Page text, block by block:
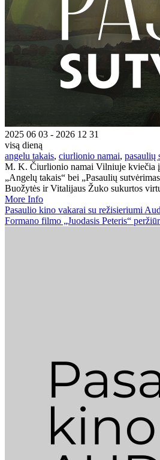
2025 06 03 - 2026 12 31
visą dieną
angelu takais, ciurlionio namai, pasaulių
M. K. Čiurlionio namai Vilniuje kviečia
„Angelų takais“ bei „Pasaulių
Buožytės ir Vitalijaus Žuko sukurtos
More Info
Pasaulio kino vakarai su režisieriumi
Formano filmo „Juodasis Peteris“